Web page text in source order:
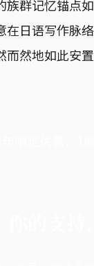
族群记忆锚点
日语写作脉
然地如此安置